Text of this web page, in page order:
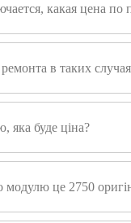
какая цена по
в таких
яка буде ціна?
це 2750